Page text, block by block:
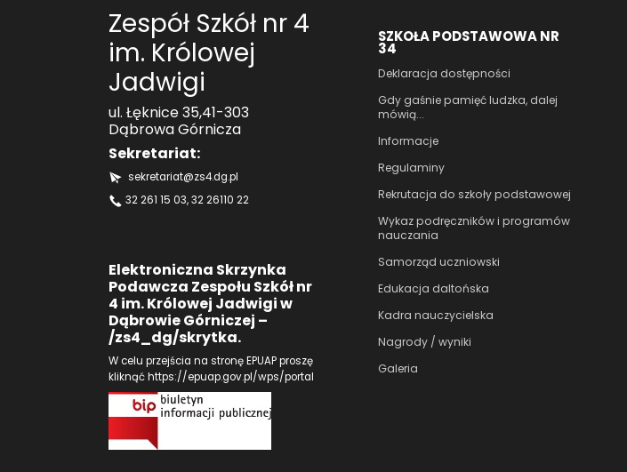
Zespół Szkół nr 4
im. Królowej
Jadwigi
ul. Łęknice 35,41-303
Dąbrowa Górnicza
Sekretariat:
sekretariat@zs4.dg.pl
32 261 15 03, 32 26110 22
Elektroniczna Skrzynka
Podawcza Zespołu Szkół nr
4 im. Królowej Jadwigi w
Dąbrowie Górniczej –
/zs4_dg/skrytka.
W celu przejścia na stronę EPUAP proszę
kliknąćhttps://epuap.gov.pl/wps/portal
SZKOŁA PODSTAWOWA NR
34
Deklaracja dostępności
Gdy gaśnie pamięć ludzka, dalej
mówią...
Informacje
Regulaminy
Rekrutacja do szkoły podstawowej
Wykaz podręczników i programów
nauczania
Samorząd uczniowski
Edukacja daltońska
Kadra nauczycielska
Nagrody / wyniki
Galeria